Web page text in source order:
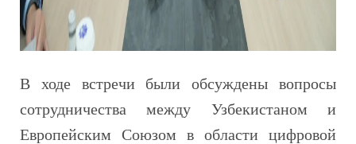
В ходе встречи были обсуждены вопросы
сотрудничества между Узбекистаном и
Европейским Союзом в области цифровой